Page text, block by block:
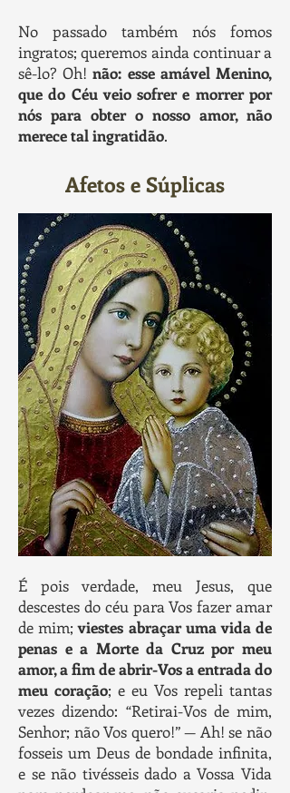
No passado também nós fomos
ingratos; queremos ainda continuar a
sê-lo? Oh!não: esse amável Menino,
que do Céu veio sofrer e morrer por
nós para obter o nosso amor, não
merece tal ingratidão.
Afetos e Súplicas
É pois verdade, meu Jesus, que
descestes do céu para Vos fazer amar
de mim;viestes abraçar uma vida de
penas e a Morte da Cruz por meu
amor, a fim de abrir-Vos a entrada do
meu coração; e eu Vos repeli tantas
vezes dizendo: “Retirai-Vos de mim,
Senhor; não Vos quero!” — Ah! se não
fosseis um Deus de bondade infinita,
e se não tivésseis dado a Vossa Vida